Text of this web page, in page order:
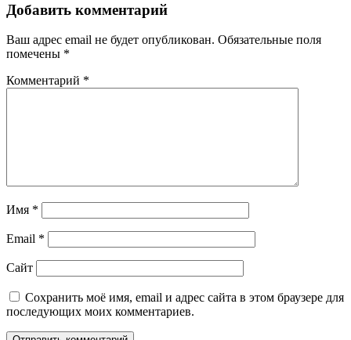
Добавить комментарий
Ваш адрес email не будет опубликован. Обязательные поля
помечены *
Комментарий *
Имя *
Email *
Сайт
Сохранить моё имя, email и адрес сайта в этом браузере для
последующих моих комментариев.